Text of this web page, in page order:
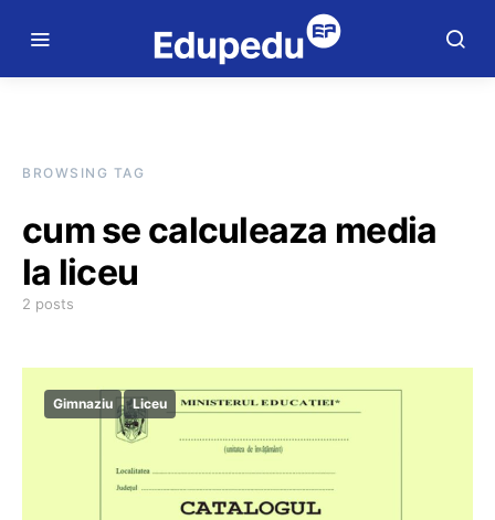
BROWSING TAG
cum se calculeaza media
la liceu
2 posts
Gimnaziu Liceu